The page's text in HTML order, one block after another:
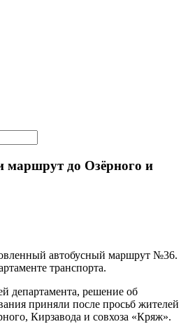
маршрут до Озёрного и
автобусный маршрут №36.
транспорта.
департамента, решение об
приняли после просьб жителей
Кирзавода и совхоза «Кряж».